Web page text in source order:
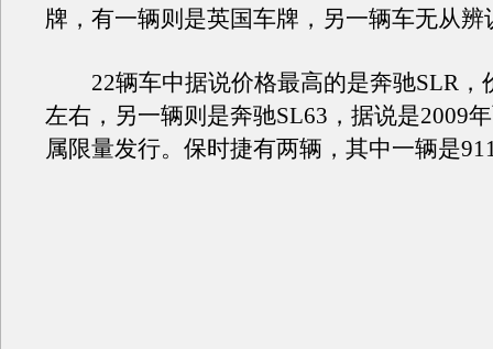
牌，有一辆则是英国车牌，另一辆车无从辨
22辆车中据说价格最高的是奔驰SLR，
左右，另一辆则是奔驰SL63，据说是2009
属限量发行。保时捷有两辆，其中一辆是